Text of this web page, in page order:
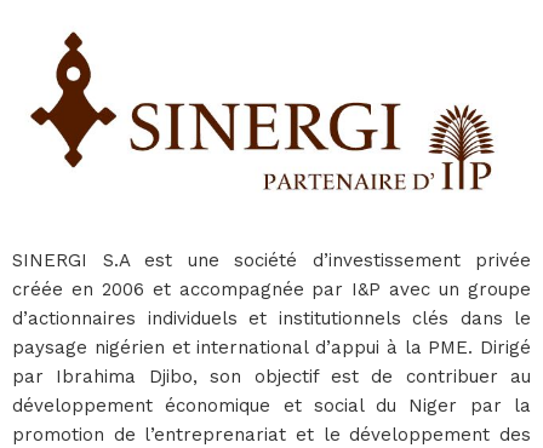
SINERGI S.A est une société d’investissement privée
créée en 2006 et accompagnée par I&P avec un groupe
d’actionnaires individuels et institutionnels clés dans le
paysage nigérien et international d’appui à la PME. Dirigé
par Ibrahima Djibo, son objectif est de contribuer au
développement économique et social du Niger par la
promotion de l’entreprenariat et le développement des